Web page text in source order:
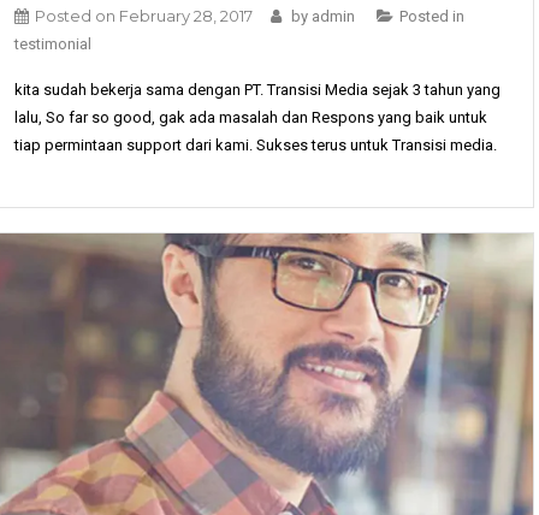
Posted on February 28, 2017 by admin
Posted in
testimonial
kita sudah bekerja sama dengan PT. Transisi Media sejak 3 tahun yang
lalu, So far so good, gak ada masalah dan Respons yang baik untuk
tiap permintaan support dari kami. Sukses terus untuk Transisi media.